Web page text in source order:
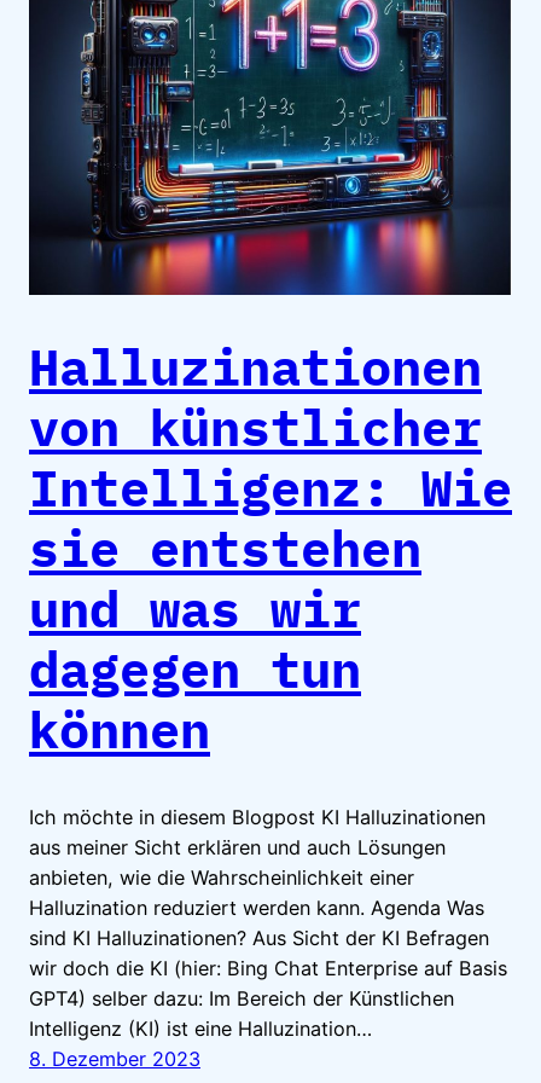
Halluzinationen
von künstlicher
Intelligenz: Wie
sie entstehen
und was wir
dagegen tun
können
Ich möchte in diesem Blogpost KI Halluzinationen
aus meiner Sicht erklären und auch Lösungen
anbieten, wie die Wahrscheinlichkeit einer
Halluzination reduziert werden kann. Agenda Was
sind KI Halluzinationen? Aus Sicht der KI Befragen
wir doch die KI (hier: Bing Chat Enterprise auf Basis
GPT4) selber dazu: Im Bereich der Künstlichen
Intelligenz (KI) ist eine Halluzination…
8. Dezember 2023